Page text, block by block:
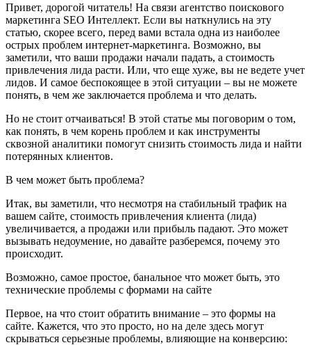
Привет, дорогой читатель! На связи агентство поискового
маркетинга SEO Интеллект. Если вы наткнулись на эту
статью, скорее всего, перед вами встала одна из наиболее
острых проблем интернет-маркетинга. Возможно, вы
заметили, что ваши продажи начали падать, а стоимость
привлечения лида расти. Или, что еще хуже, вы не ведете учет
лидов. И самое беспокоящее в этой ситуации – вы не можете
понять, в чем же заключается проблема и что делать.
Но не стоит отчаиваться! В этой статье мы поговорим о том,
как понять, в чем корень проблем и как инструменты
сквозной аналитики помогут снизить стоимость лида и найти
потерянных клиентов.
В чем может быть проблема?
Итак, вы заметили, что несмотря на стабильный трафик на
вашем сайте, стоимость привлечения клиента (лида)
увеличивается, а продажи или прибыль падают. Это может
вызывать недоумение, но давайте разберемся, почему это
происходит.
Возможно, самое простое, банальное что может быть, это
технические проблемы с формами на сайте
Первое, на что стоит обратить внимание – это формы на
сайте. Кажется, что это просто, но на деле здесь могут
скрываться серьезные проблемы, влияющие на конверсию: